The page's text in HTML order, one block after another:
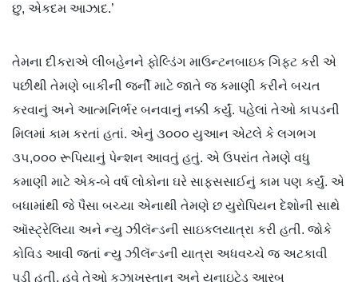
છુ, એકદમ આઝાદ.’
તેમના દીકરાએ લીબહેનને ફોલ્ડિંગ માઉન્ટનબાઇક ગિફ્ટ કરી એ
પછીથી તેમણે બાકીની જર્ની માટે જાતે જ કમાણી કરીને બચત
કરવાનું અને આત્મનિર્ભર બનવાનું નક્કી કર્યું. પહેલાં તેઓ કાપડની
મિલમાં કામ કરતાં હતાં. એનું ૩૦૦૦ યુઆન એટલે કે લગભગ
૩૫,૦૦૦ રૂપિયાનું પેન્શન આવતું હતું. એ ઉપરાંત તેમણે વધુ
કમાણી માટે એક-બે વર્ષ લોકોના ઘરે સાફસસાઈનું કામ પણ કર્યું. એ
બધામાંથી જે પૈસા બચ્યા એનાથી તેમણે છ યુરોપિયન દેશોની સાથે
ઑસ્ટ્રેલિયા અને ન્યુ ઝીલૅન્ડની સાઇકલયાત્રા કરી હતી. જોકે
કોવિડ આવી જતાં ન્યુ ઝીલૅન્ડની યાત્રા અધવચ્ચે જ અટકાવી
પડી હતી. હવે તેઓ કઝાખસ્તાન અને યુનાઇટેડ આરબ